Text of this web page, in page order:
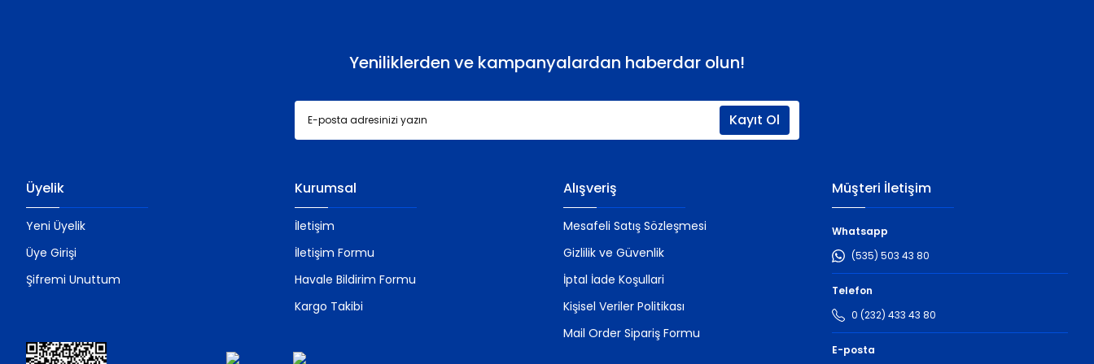
Gönder
Yeniliklerden ve kampanyalardan haberdar olun!
Kayıt Ol
Üyelik
Yeni Üyelik
Üye Girişi
Şifremi Unuttum
Kurumsal
İletişim
İletişim Formu
Havale Bildirim Formu
Kargo Takibi
Alışveriş
Mesafeli Satış Sözleşmesi
Gizlilik ve Güvenlik
İptal İade Koşullari
Kişisel Veriler Politikası
Mail Order Sipariş Formu
Müşteri İletişim
Whatsapp
(535) 503 43 80
Telefon
0 (232) 433 43 80
E-posta